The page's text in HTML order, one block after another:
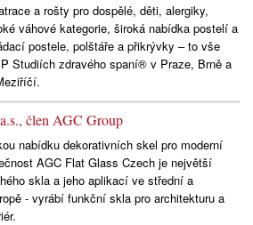
a rošty pro dospělé, děti, alergiky,
váhové kategorie, široká nabídka postelí a
postele, polštáře a přikrývky – to vše
Studiích zdravého spaní® v Praze, Brně a
člen AGC Group
nabídku dekorativních skel pro moderní
AGC Flat Glass Czech je největší
skla a jeho aplikací ve střední a
- vyrábí funkční skla pro architekturu a